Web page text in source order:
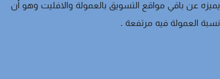
عن باقي مواقع التسويق بالعمولة والافليت وهو أن
العمولة فيه مرتفعة .